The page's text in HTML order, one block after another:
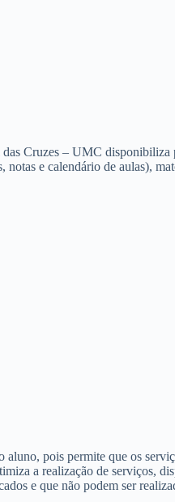
Cruzes – UMC disponibiliza
e calendário de aulas),
pois permite que os
a realização de serviços,
e que não podem ser